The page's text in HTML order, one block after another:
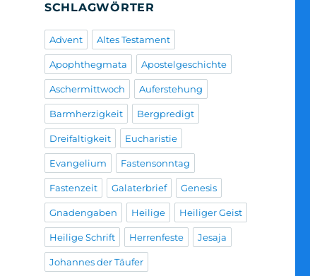
SCHLAGWÖRTER
Advent Altes Testament
Apophthegmata Apostelgeschichte
Aschermittwoch Auferstehung
Barmherzigkeit Bergpredigt
Dreifaltigkeit Eucharistie
Evangelium Fastensonntag
Fastenzeit Galaterbrief Genesis
Gnadengaben Heilige Heiliger Geist
Heilige Schrift Herrenfeste Jesaja
Johannes der Täufer